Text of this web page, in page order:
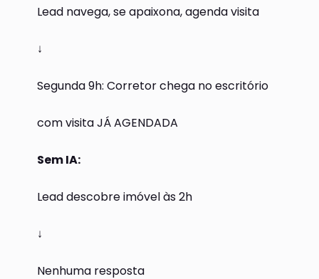
Lead navega, se apaixona, agenda visita
↓
Segunda 9h: Corretor chega no escritório
com visita JÁ AGENDADA
Sem IA:
Lead descobre imóvel às 2h
↓
Nenhuma resposta